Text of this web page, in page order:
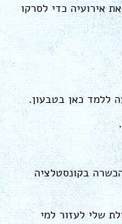
אירועיה כדי לסרקו
ללמד כאן בטבעון.
בקונסטלציה
שלי לעזור למי